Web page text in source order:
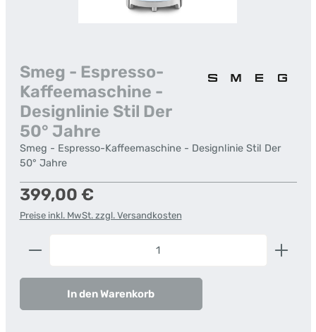
Smeg - Espresso-
Kaffeemaschine -
Designlinie Stil Der
50° Jahre
Smeg - Espresso-Kaffeemaschine - Designlinie Stil Der
50° Jahre
Regulärer Preis:
399,00 €
Preise inkl. MwSt. zzgl. Versandkosten
Produkt Anzahl: Gib den gewünschten Wert ein
In den Warenkorb